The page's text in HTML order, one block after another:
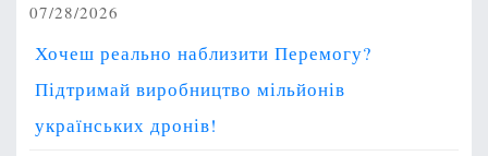
07/28/2026
Хочеш реально наблизити Перемогу?
Підтримай виробництво мільйонів
українських дронів!